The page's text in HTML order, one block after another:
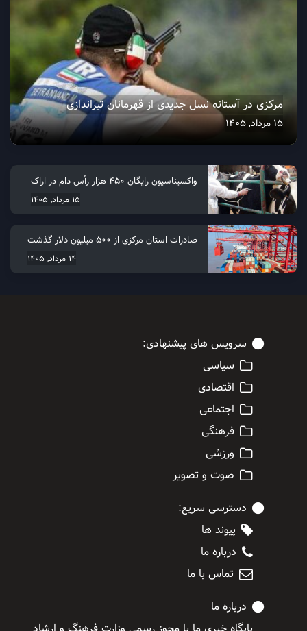
مرکزی در آستانه نسل جدیدی از قهرمانان تیراندازی
15 مرداد, 1405
واکسیناسیون رایگان ۴۵۰ هزار رأس دام در اراک
15 مرداد, 1405
صادرات استان مرکزی از 500 میلیون دلار گذشت
14 مرداد, 1405
سرویس های پیشنهادی:
سیاسی
اقتصادی
اجتماعی
فرهنگی
ورزشی
صوت و تصویر
دسترسی سریع:
پیوند ها
درباره ما
تماس با ما
درباره ما